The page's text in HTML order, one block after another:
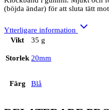
(böjda ändar) för att sluta tätt
Ytterligare information
Vikt
35 g
Storlek 20mm
Färg Blå